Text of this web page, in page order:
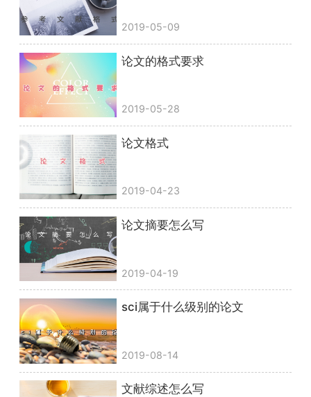
2019-05-09
论文的格式要求
2019-05-28
论文格式
2019-04-23
论文摘要怎么写
2019-04-19
sci属于什么级别的论文
2019-08-14
文献综述怎么写